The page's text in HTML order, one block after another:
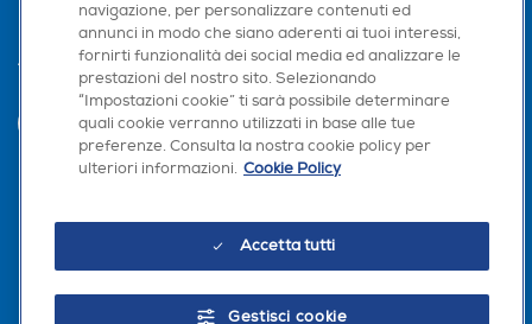
Hai bisogno di un
suggerimento su cosa
acquistare?
Chatta con RONICS
Trova negozio
navigazione, per personalizzare contenuti ed
annunci in modo che siano aderenti ai tuoi interessi,
fornirti funzionalità dei social media ed analizzare le
prestazioni del nostro sito. Selezionando
“Impostazioni cookie” ti sarà possibile determinare
quali cookie verranno utilizzati in base alle tue
preferenze. Consulta la nostra cookie policy per
ulteriori informazioni. Cookie Policy
Accetta tutti
Gestisci cookie